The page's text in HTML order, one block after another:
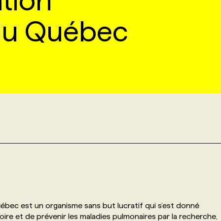
Québec
est un organisme sans but lucratif qui s’est donné
et de prévenir les maladies pulmonaires par la recherche,